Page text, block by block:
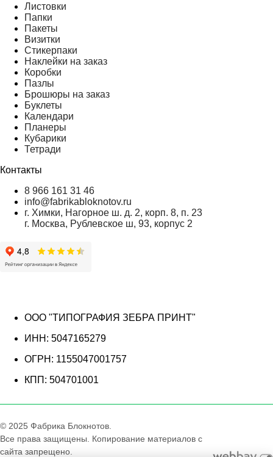
Листовки
Папки
Пакеты
Визитки
Стикерпаки
Наклейки на заказ
Коробки
Пазлы
Брошюры на заказ
Буклеты
Календари
Планеры
Кубарики
Тетради
Контакты
8 966 161 31 46
info@fabrikabloknotov.ru
г. Химки, Нагорное ш. д. 2, корп. 8, п. 23
г. Москва, Рублевское ш, 93, корпус 2
ООО "ТИПОГРАФИЯ ЗЕБРА ПРИНТ"
ИНН: 5047165279
ОГРН: 1155047001757
КПП: 504701001
© 2025 Фабрика Блокнотов.
Все права защищены. Копирование материалов с
сайта запрещено.